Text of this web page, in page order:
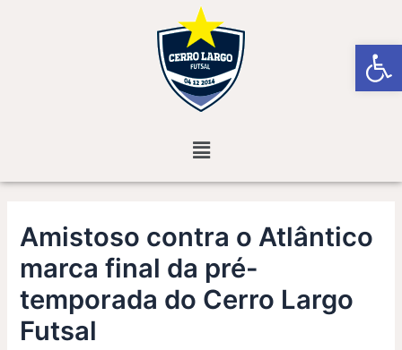
Menu
Amistoso contra o Atlântico
marca final da pré-
temporada do Cerro Largo
Futsal